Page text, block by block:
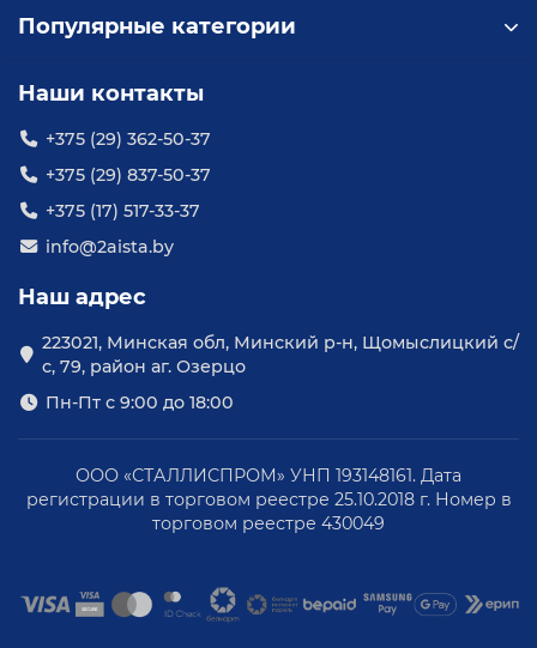
Популярные категории
Наши контакты
+375 (29) 362-50-37
+375 (29) 837-50-37
+375 (17) 517-33-37
info@2aista.by
Наш адрес
223021, Минская обл, Минский р-н, Щомыслицкий с/
с, 79, район аг. Озерцо
Пн-Пт с 9:00 до 18:00
ООО «СТАЛЛИСПРОМ» УНП 193148161. Дата
регистрации в торговом реестре 25.10.2018 г. Номер в
торговом реестре 430049